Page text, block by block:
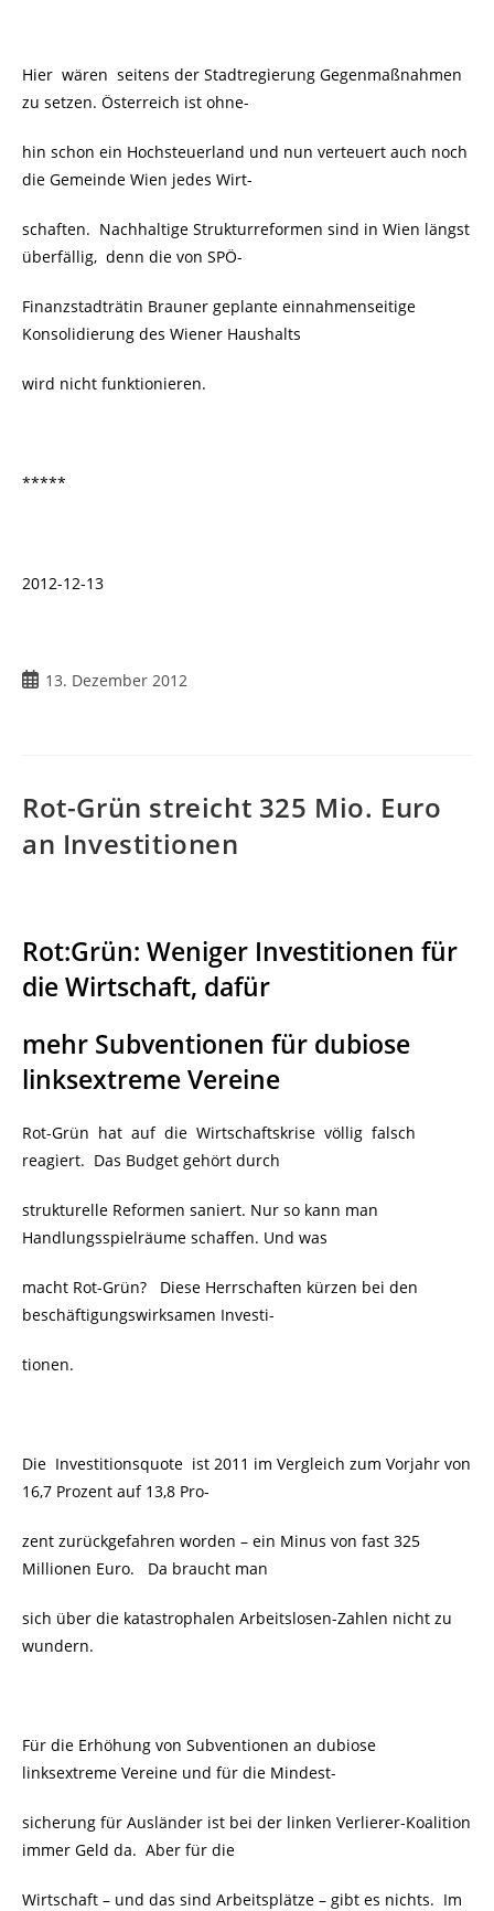
Hier wären seitens der Stadtregierung Gegenmaßnahmen
zu setzen. Österreich ist ohne-
hin schon ein Hochsteuerland und nun verteuert auch noch
die Gemeinde Wien jedes Wirt-
schaften. Nachhaltige Strukturreformen sind in Wien längst
überfällig, denn die von SPÖ-
Finanzstadträtin Brauner geplante einnahmenseitige
Konsolidierung des Wiener Haushalts
wird nicht funktionieren.
*****
2012-12-13
Beitrag13. Dezember 2012
Rot-Grün streicht 325 Mio. Euro
an Investitionen
Rot:Grün: Weniger Investitionen für
die Wirtschaft, dafür
mehr Subventionen für dubiose
linksextreme Vereine
Rot-Grün hat auf die Wirtschaftskrise völlig falsch
reagiert. Das Budget gehört durch
strukturelle Reformen saniert. Nur so kann man
Handlungsspielräume schaffen. Und was
macht Rot-Grün? Diese Herrschaften kürzen bei den
beschäftigungswirksamen Investi-
tionen.
Die Investitionsquote ist 2011 im Vergleich zum Vorjahr von
16,7 Prozent auf 13,8 Pro-
zent zurückgefahren worden – ein Minus von fast 325
Millionen Euro. Da braucht man
sich über die katastrophalen Arbeitslosen-Zahlen nicht zu
wundern.
Für die Erhöhung von Subventionen an dubiose
linksextreme Vereine und für die Mindest-
sicherung für Ausländer ist bei der linken Verlierer-Koalition
immer Geld da. Aber für die
Wirtschaft – und das sind Arbeitsplätze – gibt es nichts. Im